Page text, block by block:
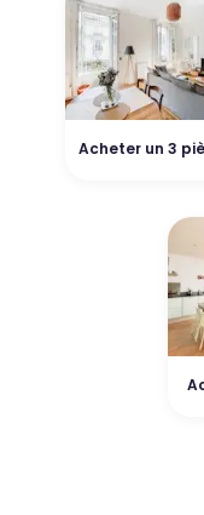
Acheter un 3